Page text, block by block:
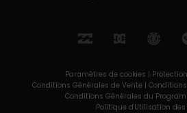
Paramètres de cookies |
Conditions Générales de Vente |
Conditions Générales du
Politique d'Utilisation des